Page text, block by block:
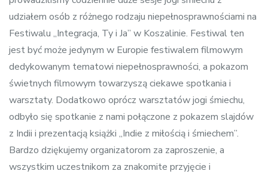
udziałem osób z różnego rodzaju niepełnosprawnościami na
Festiwalu „Integracja, Ty i Ja” w Koszalinie. Festiwal ten
jest być może jedynym w Europie festiwalem filmowym
dedykowanym tematowi niepełnosprawności, a pokazom
świetnych filmowym towarzyszą ciekawe spotkania i
warsztaty. Dodatkowo oprócz warsztatów jogi śmiechu,
odbyło się spotkanie z nami połączone z pokazem slajdów
z Indii i prezentacją książki „Indie z miłością i śmiechem”.
Bardzo dziękujemy organizatorom za zaproszenie, a
wszystkim uczestnikom za znakomite przyjęcie i